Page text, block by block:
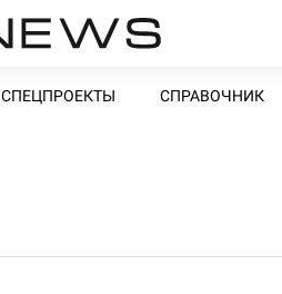
СПЕЦПРОЕКТЫ СПРАВОЧНИК